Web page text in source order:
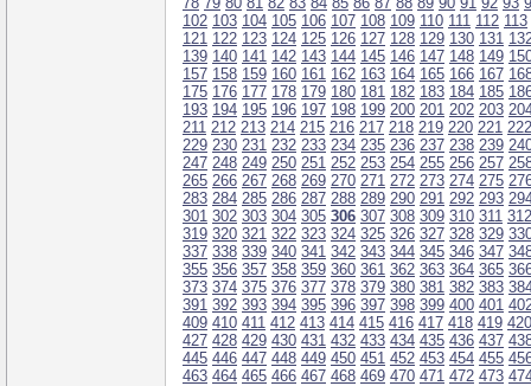
102 103 104 105 106 107 108 109 110 111 112 113
121 122 123 124 125 126 127 128 129 130 131
139 140 141 142 143 144 145 146 147 148 149
157 158 159 160 161 162 163 164 165 166 167
175 176 177 178 179 180 181 182 183 184 185
193 194 195 196 197 198 199 200 201 202 203
211 212 213 214 215 216 217 218 219 220 221 222
229 230 231 232 233 234 235 236 237 238 239
247 248 249 250 251 252 253 254 255 256 257
265 266 267 268 269 270 271 272 273 274 275
283 284 285 286 287 288 289 290 291 292 293
301 302 303 304 305 306 307 308 309 310 311 312
319 320 321 322 323 324 325 326 327 328 329
337 338 339 340 341 342 343 344 345 346 347
355 356 357 358 359 360 361 362 363 364 365
373 374 375 376 377 378 379 380 381 382 383
391 392 393 394 395 396 397 398 399 400 401
409 410 411 412 413 414 415 416 417 418 419 420
427 428 429 430 431 432 433 434 435 436 437
445 446 447 448 449 450 451 452 453 454 455
463 464 465 466 467 468 469 470 471 472 473